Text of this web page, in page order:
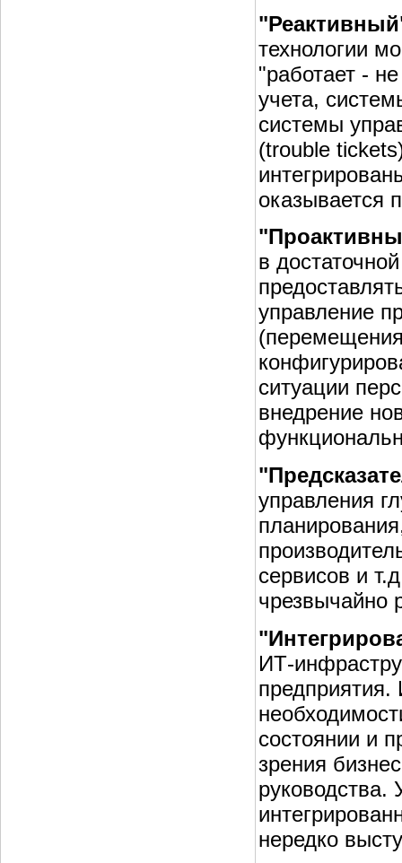
технологии
"работает -
учета,
системы
(trouble
оказывается
в
управление
ситуации
внедрение
управления
сервисов и
чрезвычайно
ИТ-
состоянии и
зрения
руководства.
нередко